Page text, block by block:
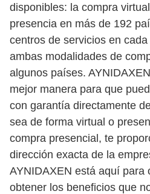
disponibles: la compra
presencia en más de 192
centros de servicios en
ambas modalidades de
algunos países.
mejor manera para que
con garantía directamente
sea de forma virtual o
compra presencial, te
dirección exacta de la
AYNIDAXEN está aquí para
obtener los beneficios que